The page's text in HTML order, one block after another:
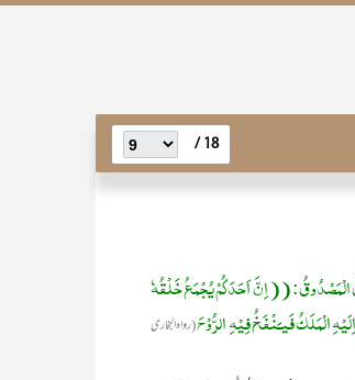
18 /
الْمَصْدُوقُ: (( اِنَّ اَحَدَکُمْ یُجْمَعُ خَلْقُہٗ
الْمَلَکُ فَیـَنْفَخُ فِیْہِ الرُّوْحَ(رواہ البخاری